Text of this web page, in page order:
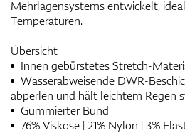
Mehrlagensystems entwickelt,
Temperaturen.
Übersicht
Innen gebürstetes Stretch-
Wasserabweisende DWR-
abperlen und hält leichtem Regen
Gummierter Bund
76% Viskose | 21% Nylon | 3%